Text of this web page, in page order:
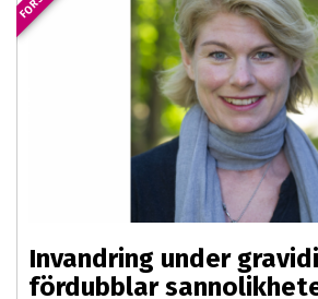
Invandring under
fördubblar